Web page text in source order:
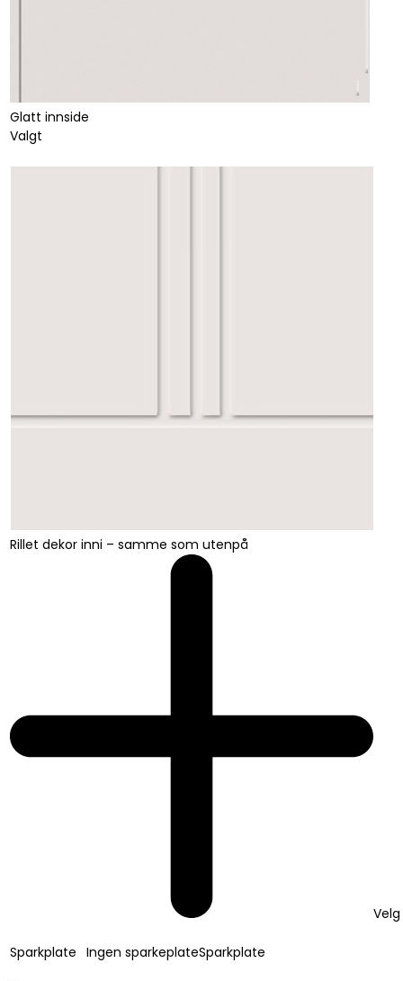
Glatt innside
Valgt
Rillet dekor inni – samme som utenpå
Velg
Sparkplate Ingen sparkeplateSparkplate